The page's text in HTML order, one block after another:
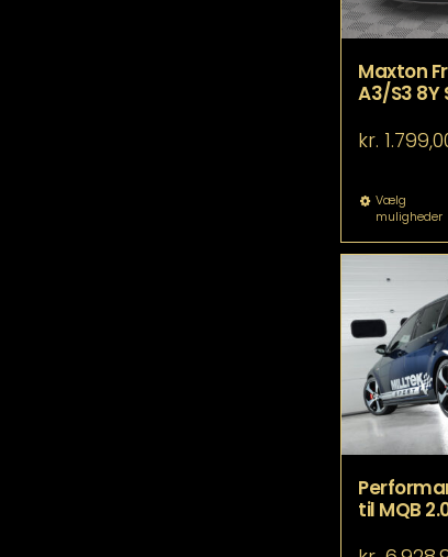
Maxton
A3/S3 8Y
kr.
Vælg
muligheder
til MQB